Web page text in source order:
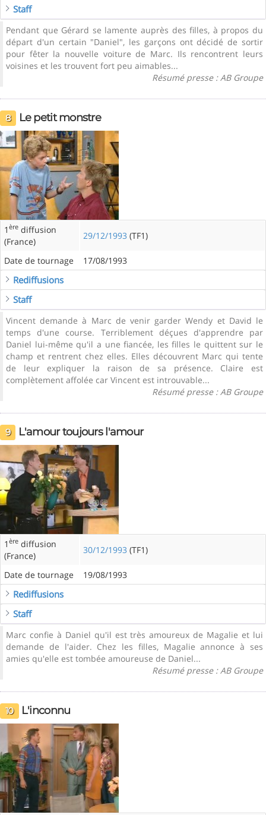
Staff
Pendant que Gérard se lamente auprès des filles, à propos du
départ d'un certain "Daniel", les garçons ont décidé de sortir
pour fêter la nouvelle voiture de Marc. Ils rencontrent leurs
voisines et les trouvent fort peu aimables...
Résumé presse : AB Groupe
8 Le petit monstre
1 ère diffusion
(France)
29/12/1993 (TF1)
Date de tournage 17/08/1993
Rediffusions
Staff
Vincent demande à Marc de venir garder Wendy et David le
temps d'une course. Terriblement déçues d'apprendre par
Daniel lui-même qu'il a une fiancée, les filles le quittent sur le
champ et rentrent chez elles. Elles découvrent Marc qui tente
de leur expliquer la raison de sa présence. Claire est
complètement affolée car Vincent est introuvable...
Résumé presse : AB Groupe
9 L'amour toujours l'amour
1 ère diffusion
(France)
30/12/1993 (TF1)
Date de tournage 19/08/1993
Rediffusions
Staff
Marc confie à Daniel qu'il est très amoureux de Magalie et lui
demande de l'aider. Chez les filles, Magalie annonce à ses
amies qu'elle est tombée amoureuse de Daniel...
Résumé presse : AB Groupe
10 L'inconnu